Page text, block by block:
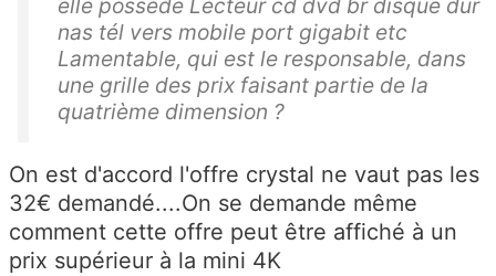
elle possède Lecteur cd dvd br disque dur
nas tél vers mobile port gigabit etc
Lamentable, qui est le responsable, dans
une grille des prix faisant partie de la
quatrième dimension ?
On est d'accord l'offre crystal ne vaut pas les
32€ demandé....On se demande même
comment cette offre peut être affiché à un
prix supérieur à la mini 4K